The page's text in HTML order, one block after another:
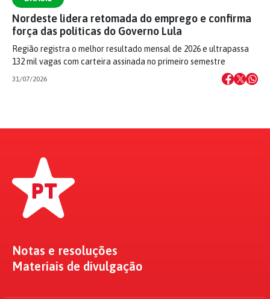
Nordeste lidera retomada do emprego e confirma
força das políticas do Governo Lula
Região registra o melhor resultado mensal de 2026 e ultrapassa
132 mil vagas com carteira assinada no primeiro semestre
31/07/2026
Notas e resoluções
Materiais de divulgação